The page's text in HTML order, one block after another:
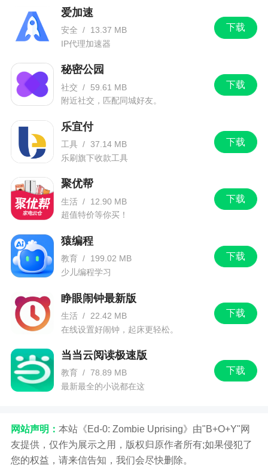
也就是这样一个阶段，它所爆发的能量也相当
惊人。通过这款视频剪辑App生产的作品光在快手一
个平台上的日均播放量能达到10亿次。我们是不是
要重新估量这款视频剪辑App的价值了？
没错，说的就是快影。
下载
爱加速
安全 /
13.37 MB
IP代理加速器
下载
秘密公园
社交 /
59.61 MB
附近社交，匹配同城好友。
下载
乐宜付
工具 / 37.14 MB
乐刷旗下收款工具
下载
聚优帮
生活 /
12.90 MB
超值特价等你买！
下载
猿编程
教育 /
199.02 MB
少儿编程学习
下载
睁眼闹钟最新版
生活 /
22.42 MB
在线设置好闹钟，起床更轻松。
下载
当当云阅读极速版
教育 / 78.89 MB
最新最全的小说都在这
网站声明： 本站《Ed-0: Zombie Uprising》由"B+O+Y"网
友提供，仅作为展示之用，版权归原作者所有;如果侵犯了
您的权益，请来信告知，我们会尽快删除。